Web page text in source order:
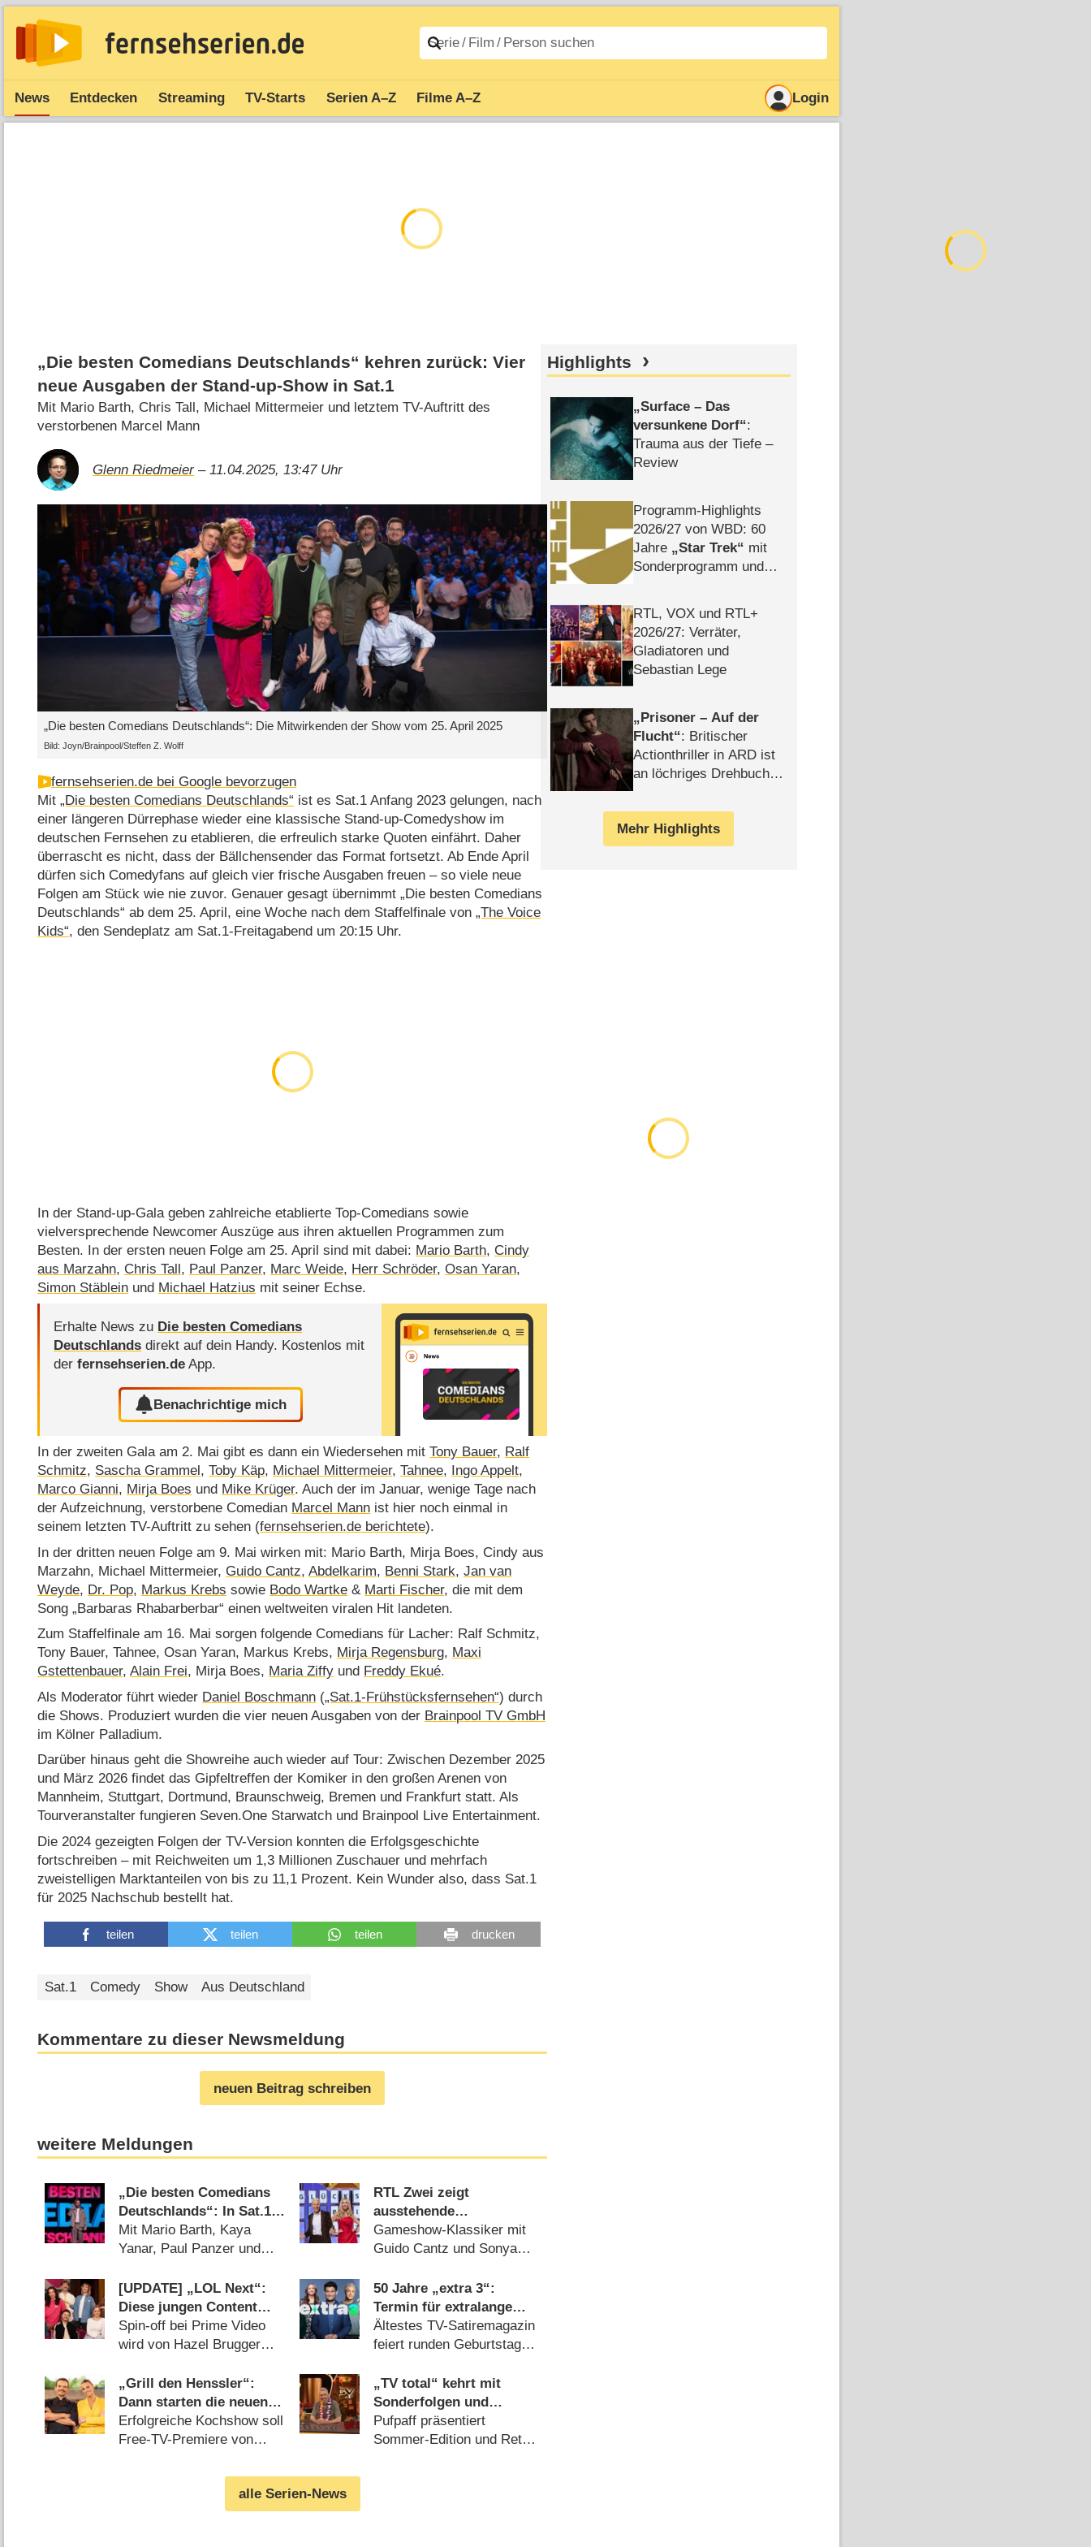
News Entdecken Streaming TV-Starts Serien A–Z Filme A–Z Login
„Die besten Comedians Deutschlands“ kehren zurück: Vier
neue Ausgaben der Stand-up-Show in Sat.1
Mit Mario Barth, Chris Tall, Michael Mittermeier und letztem TV-Auftritt des
verstorbenen Marcel Mann
Glenn Riedmeier– 11.04.2025, 13:47 Uhr
„Die besten Comedians Deutschlands“: Die Mitwirkenden der Show vom 25. April 2025
Bild: Joyn/Brainpool/Steffen Z. Wolff
fernsehserien.de bei Google bevorzugen
Mit„Die besten Comedians Deutschlands“ ist es Sat.1 Anfang 2023 gelungen, nach
einer längeren Dürrephase wieder eine klassische Stand-up-Comedyshow im
deutschen Fernsehen zu etablieren, die erfreulich starke Quoten einfährt. Daher
überrascht es nicht, dass der Bällchensender das Format fortsetzt. Ab Ende April
dürfen sich Comedyfans auf gleich vier frische Ausgaben freuen – so viele neue
Folgen am Stück wie nie zuvor. Genauer gesagt übernimmt „Die besten Comedians
Deutschlands“ ab dem 25. April, eine Woche nach dem Staffelfinale von„The Voice
Kids“, den Sendeplatz am Sat.1-Freitagabend um 20:15 Uhr.
In der Stand-up-Gala geben zahlreiche etablierte Top-Comedians sowie
vielversprechende Newcomer Auszüge aus ihren aktuellen Programmen zum
Besten. In der ersten neuen Folge am 25. April sind mit dabei: Mario Barth, Cindy
aus Marzahn, Chris Tall, Paul Panzer, Marc Weide, Herr Schröder,Osan Yaran,
Simon Stäblein und Michael Hatzius mit seiner Echse.
Erhalte News zu Die besten Comedians
Deutschlands direkt auf dein Handy. Kostenlos mit
derfernsehserien.de App.
Benachrichtige mich
In der zweiten Gala am 2. Mai gibt es dann ein Wiedersehen mitTony Bauer, Ralf
Schmitz, Sascha Grammel,Toby Käp, Michael Mittermeier,Tahnee, Ingo Appelt,
Marco Gianni, Mirja Boes und Mike Krüger. Auch der im Januar, wenige Tage nach
der Aufzeichnung, verstorbene Comedian Marcel Mann ist hier noch einmal in
seinem letzten TV-Auftritt zu sehen (fernsehserien.de berichtete).
In der dritten neuen Folge am 9. Mai wirken mit: Mario Barth, Mirja Boes, Cindy aus
Marzahn, Michael Mittermeier, Guido Cantz,Abdelkarim, Benni Stark,Jan van
Weyde, Dr. Pop, Markus Krebs sowie Bodo Wartke & Marti Fischer, die mit dem
Song „Barbaras Rhabarberbar“ einen weltweiten viralen Hit landeten.
Zum Staffelfinale am 16. Mai sorgen folgende Comedians für Lacher: Ralf Schmitz,
Tony Bauer, Tahnee, Osan Yaran, Markus Krebs, Mirja Regensburg, Maxi
Gstettenbauer,Alain Frei, Mirja Boes, Maria Ziffy und Freddy Ekué.
Als Moderator führt wieder Daniel Boschmann („Sat.1-Frühstücksfernsehen“) durch
die Shows. Produziert wurden die vier neuen Ausgaben von der Brainpool TV GmbH
im Kölner Palladium.
Darüber hinaus geht die Showreihe auch wieder auf Tour: Zwischen Dezember 2025
und März 2026 findet das Gipfeltreffen der Komiker in den großen Arenen von
Mannheim, Stuttgart, Dortmund, Braunschweig, Bremen und Frankfurt statt. Als
Tourveranstalter fungieren Seven.One Starwatch und Brainpool Live Entertainment.
Die 2024 gezeigten Folgen der TV-Version konnten die Erfolgsgeschichte
fortschreiben – mit Reichweiten um 1,3 Millionen Zuschauer und mehrfach
zweistelligen Marktanteilen von bis zu 11,1 Prozent. Kein Wunder also, dass Sat.1
für 2025 Nachschub bestellt hat.
teilen teilen teilen drucken
Sat.1 Comedy Show Aus Deutschland
Kommentare zu dieser Newsmeldung
neuen Beitrag schreiben
weitere Meldungen
„Die besten Comedians
Deutschlands“: In Sat.1
darf wieder gelacht
werden
Mit Mario Barth, Kaya
Yanar, Paul Panzer und
RTL Zwei zeigt
ausstehende
„Glücksrad“-Folgen nach
halber Ewigkeit
Gameshow-Klassiker mit
Guido Cantz und Sonya
Donnerstagabend zurück
(06.08.2026)
[UPDATE] „LOL Next“:
Diese jungen Content
Creator sind beim Spin-
off mit dabei
Spin-off bei Prime Video
wird von Hazel Brugger
50 Jahre „extra 3“:
Termin für extralange
Jubiläumsshow steht fest
Ältestes TV-Satiremagazin
feiert runden Geburtstag
(04.08.2026)
„Grill den Henssler“:
Dann starten die neuen
Sommer-Specials bei
VOX
Erfolgreiche Kochshow soll
Free-TV-Premiere von
anschieben (16.07.2026)
„TV total“ kehrt mit
Sonderfolgen und
„Stand-up Club“ zurück
Pufpaff präsentiert
Sommer-Edition und Retro-
alle Serien-News
Highlights
Surface – Das
versunkene Dorf :
Trauma aus der Tiefe –
Review
Programm-Highlights
2026/​27 von WBD: 60
Jahre
Star Trek
mit
Sonderprogramm und
RTL, VOX und RTL+
2026/​27: Verräter,
Gladiatoren und
Sebastian Lege
Prisoner – Auf der
Flucht : Britischer
Actionthriller in ARD ist
an löchriges Drehbuch
Mehr Highlights